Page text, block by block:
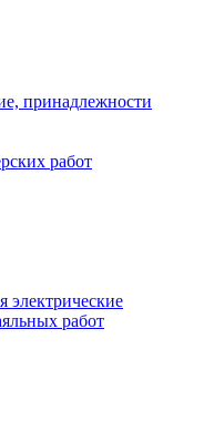
принадлежности
работ
работ